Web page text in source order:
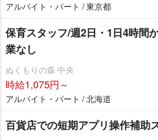
アルバイト・パート / 東京都
保育スタッフ/週2日・1日4時間
業なし
ぬくもりの森 中央
時給1,075円～
アルバイト・パート / 北海道
百貨店での短期アプリ操作補助